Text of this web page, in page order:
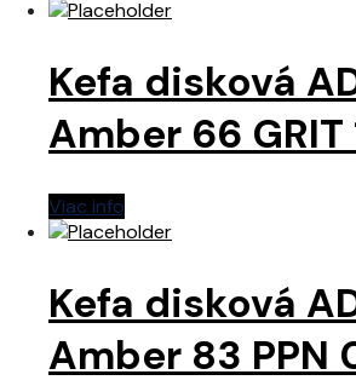
Kefa disková
Amber 66 GRIT
Viac info
Kefa disková
Amber 83 PPN